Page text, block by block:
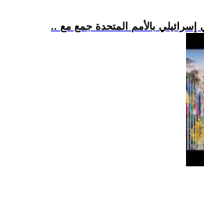
بالأمم المتحدة جمع مع